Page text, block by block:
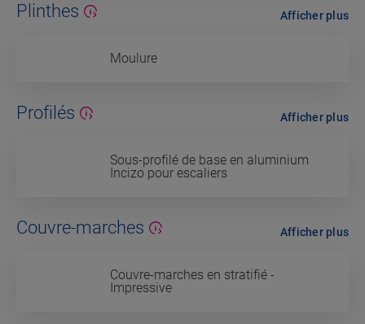
Plinthes
Moulure
Afficher plus
Profilés
Sous-profilé de base en aluminium
Incizo pour escaliers
Afficher plus
Couvre-marches
Couvre-marches en stratifié -
Impressive
Afficher plus